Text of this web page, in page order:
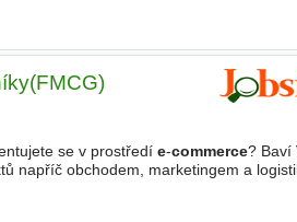
se v prostředí e-commerce? Baví
napříč obchodem, marketingem a